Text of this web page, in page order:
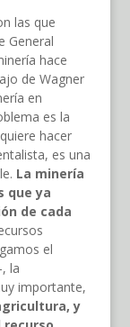
las que
General
hace
de Wagner
en
es la
hacer
es una
La minería
que ya
de cada
el
la
importante,
y